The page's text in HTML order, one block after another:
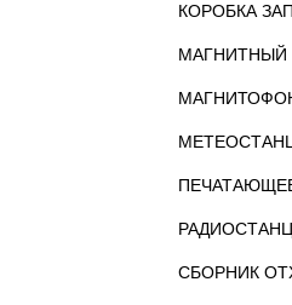
КОРОБКА
МАГНИТНЫЙ
СБОРНИК